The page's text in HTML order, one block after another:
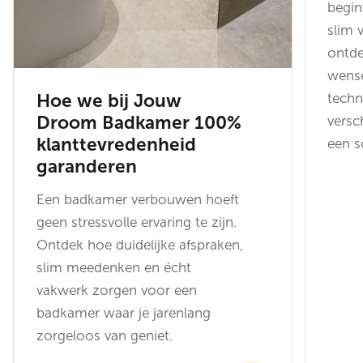
Hoe we bij Jouw
Droom Badkamer 100%
klanttevredenheid
garanderen
Een badkamer verbouwen hoeft
geen stressvolle ervaring te zijn.
Ontdek hoe duidelijke afspraken,
slim meedenken en écht
vakwerk zorgen voor een
badkamer waar je jarenlang
zorgeloos van geniet.
slim
een